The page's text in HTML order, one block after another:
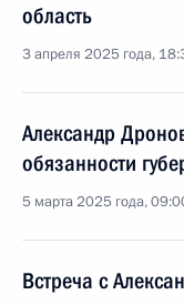
область
3 апреля 2025 года,
Александр
обязанности
5 марта 2025 года,
Встреча с